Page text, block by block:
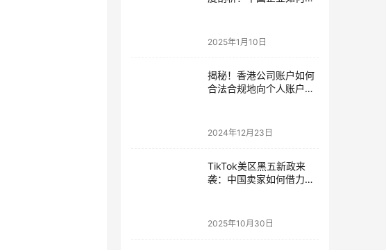
2025年1月10日
揭秘！香港公司账户如何
合法合规地向个人账户转
2024年12月23日
TikTok美区黑五新政来
袭：中国卖家如何借力
2025年10月30日